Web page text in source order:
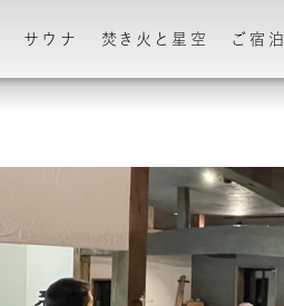
サウナ 焚き火と星空 ご宿泊